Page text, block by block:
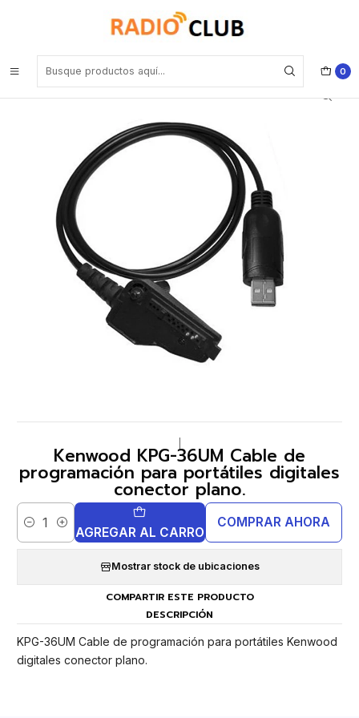
0
Kenwood KPG-36UM Cable de programación para portátiles
digitales conector plano.
Kenwood KPG-36UM Cable de
programación para portátiles digitales
conector plano.
Cantidad AGREGAR AL CARRO
COMPRAR AHORA
Mostrar stock de ubicaciones
COMPARTIR ESTE PRODUCTO
DESCRIPCIÓN
KPG-36UM Cable de programación para portátiles Kenwood
digitales conector plano.